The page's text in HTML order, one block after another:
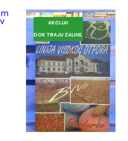
AKCIJA!
DOK TRAJU ZALIHE.